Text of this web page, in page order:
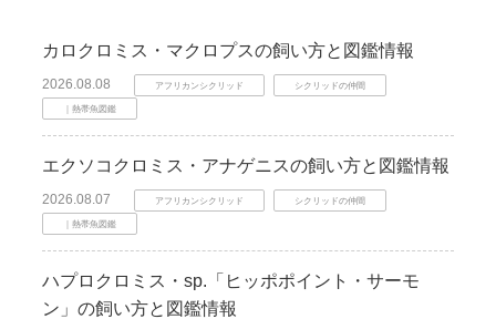
カロクロミス・マクロプスの飼い方と図鑑情報
2026.08.08 アフリカンシクリッド シクリッドの仲間
｜熱帯魚図鑑
エクソコクロミス・アナゲニスの飼い方と図鑑情報
2026.08.07 アフリカンシクリッド シクリッドの仲間
｜熱帯魚図鑑
ハプロクロミス・sp.「ヒッポポイント・サーモ
ン」の飼い方と図鑑情報